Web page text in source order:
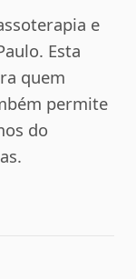
e
Esta
quem
permite
do